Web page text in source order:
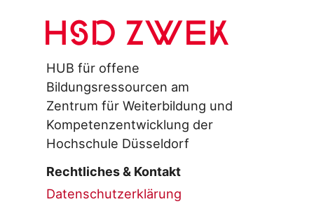
HSD ZWEK
HUB für offene
Bildungsressourcen am
Zentrum für Weiterbildung und
Kompetenzentwicklung der
Hochschule Düsseldorf
Rechtliches & Kontakt
Datenschutzerklärung